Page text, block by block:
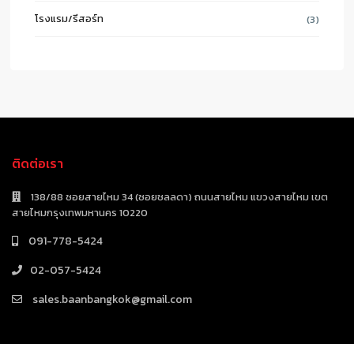
โรงแรม/รีสอร์ท (3)
ติดต่อเรา
138/88 ซอยสายไหม 34 (ซอยชลลดา) ถนนสายไหม แขวงสายไหม เขต
สายไหมกรุงเทพมหานคร 10220
091-778-5424
02-057-5424
sales.baanbangkok@gmail.com